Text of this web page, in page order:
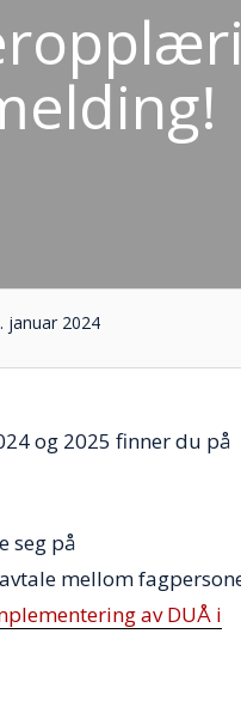
januar 2024
og 2025 finner du på
seg på
mellom
av DUÅ i